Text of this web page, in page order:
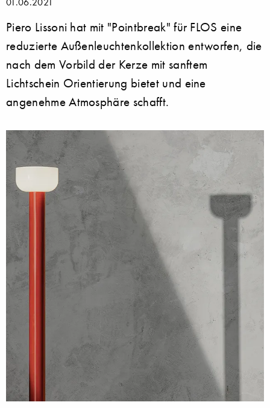
Piero Lissoni hat mit "Pointbreak" für FLOS eine
reduzierte Außenleuchtenkollektion entworfen, die
nach dem Vorbild der Kerze mit sanftem
Lichtschein Orientierung bietet und eine
angenehme Atmosphäre schafft.